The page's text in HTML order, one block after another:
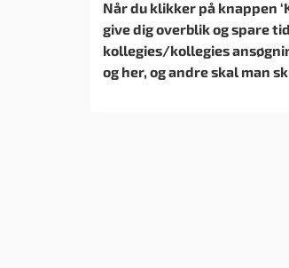
Når du klikker på knappen
give dig overblik og spare
kollegies/kollegies
og her, og andre skal man